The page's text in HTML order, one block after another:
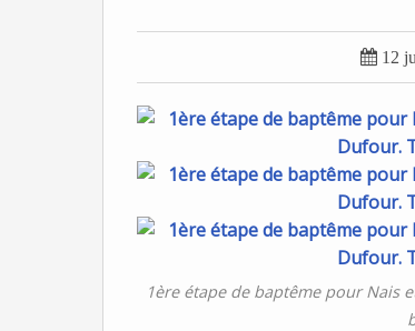
 12
1ère étape de baptême pour Nais